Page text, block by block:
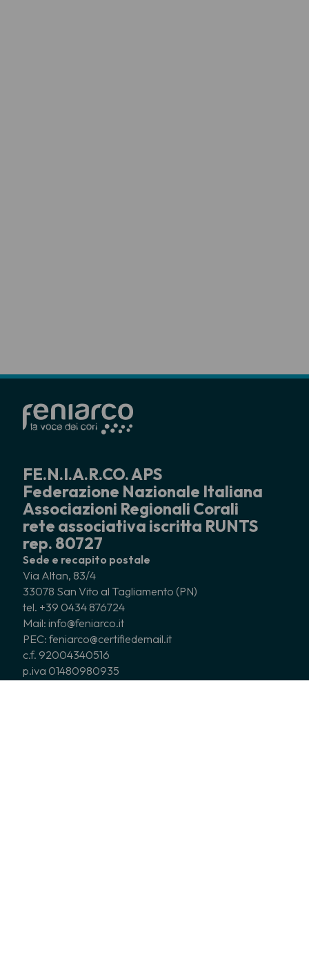
FE.N.I.A.R.CO. APS
Federazione Nazionale Italiana
Associazioni Regionali Corali
rete associativa iscritta RUNTS
rep. 80727
Sede e recapito postale
Via Altan, 83/4
33078 San Vito al Tagliamento (PN)
tel. +39 0434 876724
Mail: info@feniarco.it
PEC: feniarco@certifiedemail.it
c.f. 92004340516
p.iva 01480980935